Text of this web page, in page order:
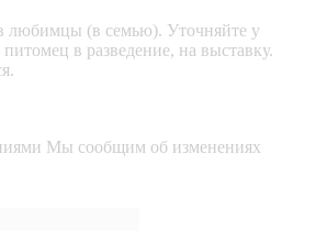
любимцы (в семью). Уточняйте у
в разведение, на выставку.
Мы сообщим об изменениях